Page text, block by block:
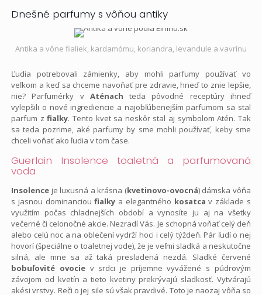
Dnešné parfumy s vôňou antiky
Antika a vône fialiek, kardamómu, koriandra, levandule a vavrínu
Ľudia potrebovali zámienky, aby mohli parfumy používať vo
veľkom a keď sa chceme navoňať pre zdravie, hneď to znie lepšie,
nie? Parfumérky v Aténach teda pôvodné receptúry ihneď
vylepšili o nové ingrediencie a najobľúbenejším parfumom sa stal
parfum zfialky. Tento kvet sa neskôr stal aj symbolom Atén. Tak
sa teda pozrime, aké parfumy by sme mohli používať, keby sme
chceli voňať ako ľudia v tom čase.
Guerlain Insolence toaletná a parfumovaná
voda
Insolence je luxusná a krásna (kvetinovo-ovocná) dámska vôňa
s jasnou dominancioufialky a elegantného kosatca v základe s
využitím počas chladnejších období a vynosíte ju aj na všetky
večerné či celonočné akcie. Nezradí Vás. Je schopná voňať celý deň
alebo celú noc a na oblečení vydrží hoci i celý týždeň. Pár ľudí o nej
hovorí (špeciálne o toaletnej vode), že je veľmi sladká a neskutočne
silná, ale mne sa až taká presladená nezdá. Sladké červené
bobuľovité ovociev srdci je príjemne vyvážené s púdrovým
závojom od kvetín a tieto kvetiny prekrývajú sladkosť. Vytvárajú
akési vrstvy. Reči o jej sile sú však pravdivé. Toto je naozaj vôňa so